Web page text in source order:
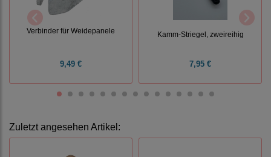
Verbinder für Weidepanele
9,49 €
Kamm-Striegel, zweireihig
7,95 €
Zuletzt angesehen Artikel: